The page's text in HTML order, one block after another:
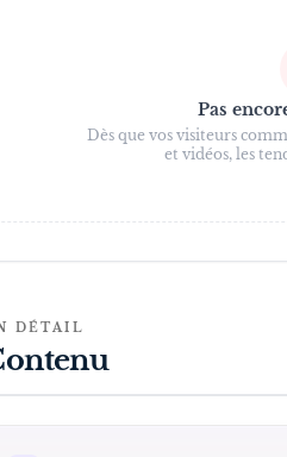
Pas
Dès que vos visiteurs
et vidéos, les
DÉTAIL